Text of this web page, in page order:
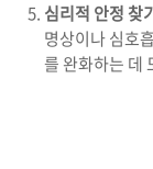
심리적 안정 찾
명상이나 심호
를 완화하는 데